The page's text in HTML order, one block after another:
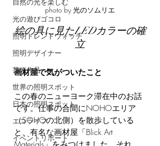
光の遊びゴコロ
照明トレンドウォッチ
照明デザイナー
芸術作品
世界の照明スポット
日本の照明スポット
エコライフ
イベントリポート
photo by 光のソムリエ
絵の具に見たLEDカラーの確
立
画材屋で気がついたこと
この春のニューヨーク滞在中のお話
です。仕事の合間にNOHOエリア
（SOHOの北側）を散歩している
と、有名な画材屋「Blick Art